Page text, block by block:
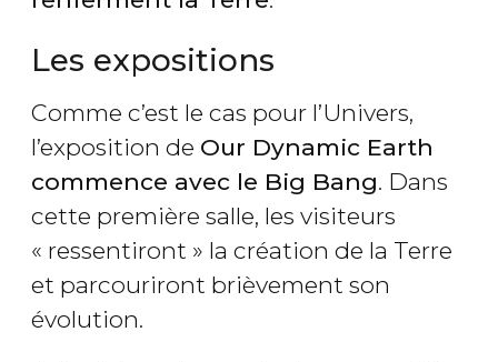
Les expositions
Comme c’est le cas pour l’Univers,
l’exposition de Our Dynamic Earth
commence avec le Big Bang. Dans
cette première salle, les visiteurs
« ressentiront » la création de la Terre
et parcouriront brièvement son
évolution.